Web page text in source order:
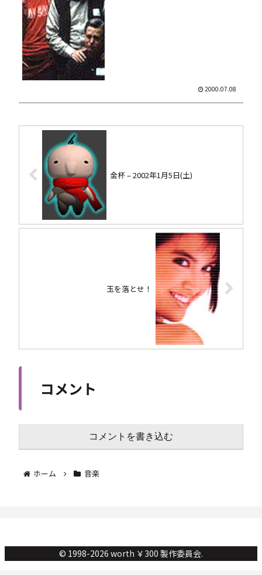
2000.07.08
金杯 – 2002年1月5日(土)
玉を落とせ！
コメント
コメントを書き込む
ホーム 音楽
© 1998-2026 worth ￥300 製作委員会.